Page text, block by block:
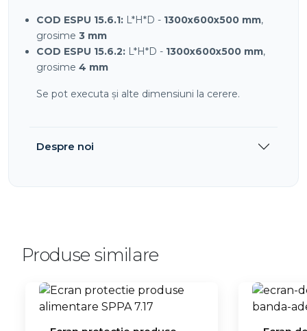
COD ESPU 15.6.1: L*H*D - 1300x600x500 mm,
grosime 3 mm
COD ESPU 15.6.2: L*H*D - 1300x600x500 mm,
grosime 4 mm
Se pot executa și alte dimensiuni la cerere.
Despre noi
Produse similare